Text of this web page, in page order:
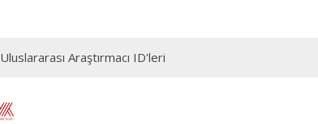
Uluslararası Araştırmacı ID'leri